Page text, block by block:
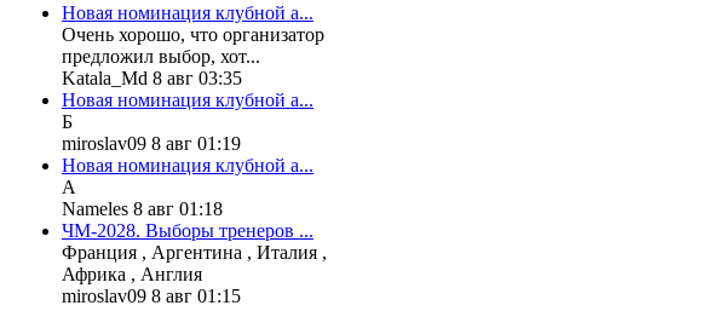
Новая номинация клубной а...
Очень хорошо, что организатор
предложил выбор, хот...
Katala_Md 8 авг 03:35
Новая номинация клубной а...
Б
miroslav09 8 авг 01:19
Новая номинация клубной а...
А
Nameles 8 авг 01:18
ЧМ-2028. Выборы тренеров ...
Франция , Аргентина , Италия ,
Африка , Англия
miroslav09 8 авг 01:15